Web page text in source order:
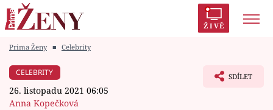
ŽIVĚ
Módní alarm
Prima Ženy ■ Celebrity
CELEBRITY
26. listopadu 2021 06:05
Anna Kopečková
SDÍLET